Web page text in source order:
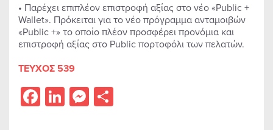
• Παρέχει επιπλέον επιστροφή αξίας στο νέο «Public +
Wallet». Πρόκειται για το νέο πρόγραμμα ανταμοιβών
«Public +» το οποίο πλέον προσφέρει προνόμια και
επιστροφή αξίας στο Public πορτοφόλι των πελατών.
ΤΕΥΧΟΣ 539
Facebook
LinkedIn
Messenger